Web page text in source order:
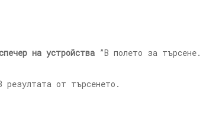
на устройства ”В полето за търсене.
резултата от търсенето.